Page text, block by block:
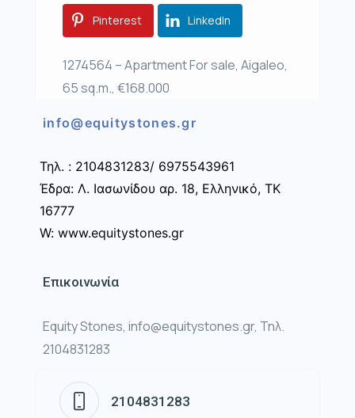
Pinterest LinkedIn
1274564 – Apartment For sale, Aigaleo,
65 sq.m., €168.000
info@equitystones.gr
Τηλ. : 2104831283/ 6975543961
Έδρα: Λ. Ιασωνίδου αρ. 18, Ελληνικό, ΤΚ
16777
W: www.equitystones.gr
Επικοινωνία
Equity Stones, info@equitystones.gr, Τηλ.
2104831283
2104831283